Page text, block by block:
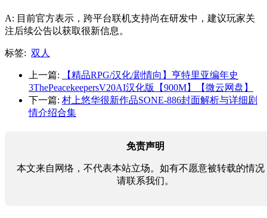
A: 目前官方表示，跨平台联机支持尚在研发中，建议玩家关
注后续公告以获取很新信息。
标签: 双人
上一篇:
【精品RPG/汉化/剧情向】亨特里亚编年史
3ThePeacekeepersV20AI汉化版【900M】【微云网盘】
下一篇: 村上悠华很新作品SONE-886封面解析与详细剧
情介绍合集
免责声明
本文来自网络，不代表本站立场。如有不愿意被转载的情况
请联系我们。